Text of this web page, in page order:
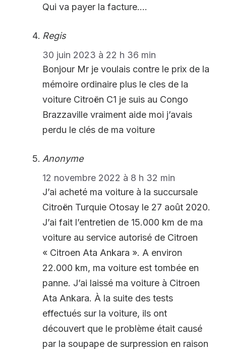
Qui va payer la facture….
Regis
30 juin 2023 à 22 h 36 min
Bonjour Mr je voulais contre le prix de la
mémoire ordinaire plus le cles de la
voiture Citroën C1 je suis au Congo
Brazzaville vraiment aide moi j’avais
perdu le clés de ma voiture
Anonyme
12 novembre 2022 à 8 h 32 min
J’ai acheté ma voiture à la succursale
Citroën Turquie Otosay le 27 août 2020.
J’ai fait l’entretien de 15.000 km de ma
voiture au service autorisé de Citroen
« Citroen Ata Ankara ». A environ
22.000 km, ma voiture est tombée en
panne. J’ai laissé ma voiture à Citroen
Ata Ankara. À la suite des tests
effectués sur la voiture, ils ont
découvert que le problème était causé
par la soupape de surpression en raison